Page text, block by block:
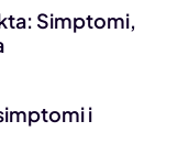
Simptomi,
i